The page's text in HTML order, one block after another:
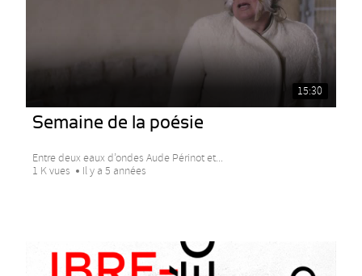
15:30
Semaine de la poésie
Entre deux eaux d’ondes Aude Périnot et...
1 K vues
Il y a 5 années